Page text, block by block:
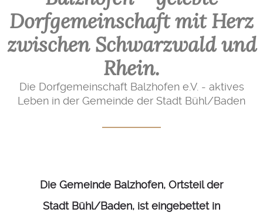
Dorfgemeinschaft mit Herz
zwischen Schwarzwald und
Rhein.
Die Dorfgemeinschaft Balzhofen e.V. - aktives
Leben in der Gemeinde der Stadt Bühl/Baden
Die Gemeinde Balzhofen, Ortsteil der
Stadt Bühl/Baden, ist eingebettet in